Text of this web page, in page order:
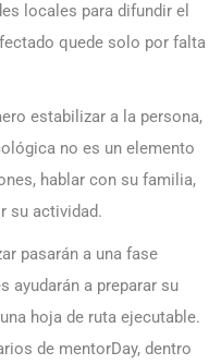
locales para difundir el
quede solo por falta
estabilizar a la persona,
no es un elemento
hablar con su familia,
su actividad.
pasarán a una fase
ayudarán a preparar su
hoja de ruta ejecutable.
de mentorDay, dentro